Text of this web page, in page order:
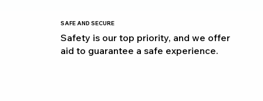
SAFE AND SECURE
Safety is our top priority, and we offer
aid to guarantee a safe experience.